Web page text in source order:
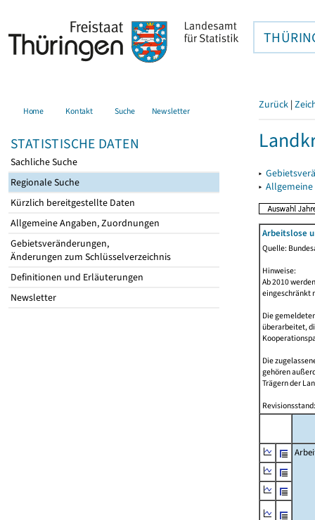
Home Kontakt Suche Newsletter
STATISTISCHE DATEN
Sachliche Suche
Regionale Suche
Kürzlich bereitgestellte Daten
Allgemeine Angaben, Zuordnungen
Gebietsveränderungen,
Änderungen zum Schlüsselverzeichnis
Definitionen und Erläuterungen
Newsletter
Zurück |
▸
▸
Arbeitslose
Quelle:
Hinweise:
Ab 2010
eingeschränkt
Die
überarbeitet,
Die
gehören
Trägern der